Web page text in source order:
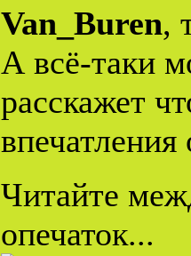
Van_Buren,
А всё-таки
расскажет
впечатления
Читайте
опечаток...